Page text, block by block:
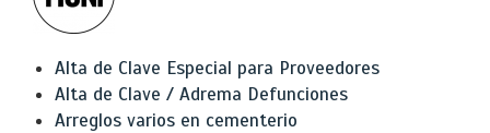
Alta de Clave Especial para Proveedores
Alta de Clave / Adrema Defunciones
Arreglos varios en cementerio